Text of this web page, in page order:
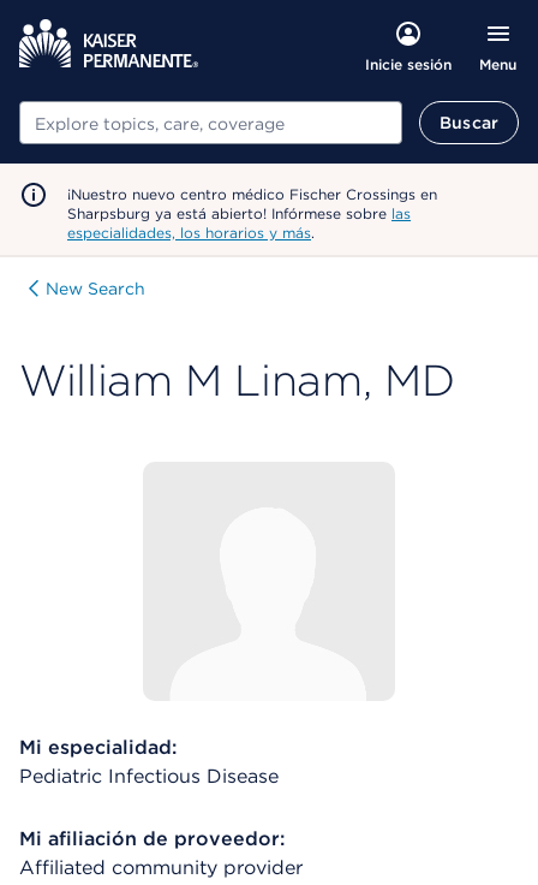
Inicie sesión Menu
Buscar Buscar
¡Nuestro nuevo centro médico Fischer Crossings en
Sharpsburg ya está abierto! Infórmese sobre las
especialidades, los horarios y más.
New Search
William M Linam, MD
Mi especialidad:
Pediatric Infectious Disease
Mi afiliación de proveedor:
Affiliated community provider